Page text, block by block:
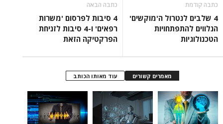
כתבה קודמת
4 שלבים לנטרול ה'מוקשים'
הנלווים להתפתחויות
הטכנולוגיות
כתבה הבאה
4 סיבות לפרסום 'משרות
רפאים' ו-4 סיבות לזניחת
הפרקטיקה הזאת
מאמרים קשורים עוד מאותו הכותב